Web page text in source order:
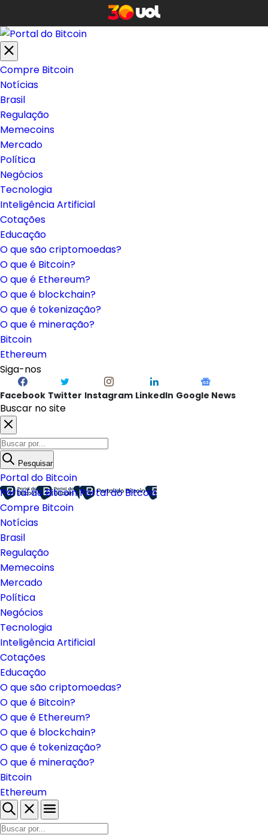
Compre Bitcoin
Notícias
Brasil
Regulação
Memecoins
Mercado
Política
Negócios
Tecnologia
Inteligência Artificial
Cotações
Educação
O que são criptomoedas?
O que é Bitcoin?
O que é Ethereum?
O que é blockchain?
O que é tokenização?
O que é mineração?
Bitcoin
Ethereum
Siga-nos
Facebook Twitter Instagram LinkedIn Google News
Buscar no site
Pesquisar
Portal do Bitcoin
Portal do BitcoinPortal do Bitcoin
Compre Bitcoin
Notícias
Brasil
Regulação
Memecoins
Mercado
Política
Negócios
Tecnologia
Inteligência Artificial
Cotações
Educação
O que são criptomoedas?
O que é Bitcoin?
O que é Ethereum?
O que é blockchain?
O que é tokenização?
O que é mineração?
Bitcoin
Ethereum